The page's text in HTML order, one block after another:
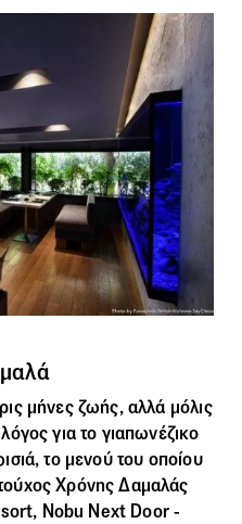
μήνες ζωής, αλλά μόλις
για το γιαπωνέζικο
το μενού του οποίου
Χρόνης Δαμαλάς
Nobu Next Door -